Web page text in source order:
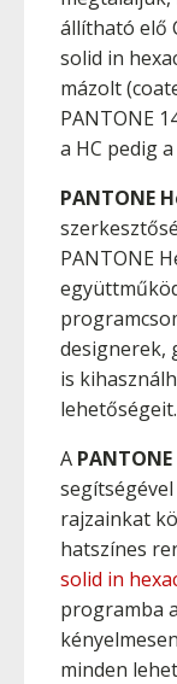
állítható elő
solid in
mázolt
PANTONE
a HC pedig
PANTONE
PANTONE
designerek,
is
lehetőségeit.
A
segítségével
rajzainkat
hatszínes
solid in
programba
minden